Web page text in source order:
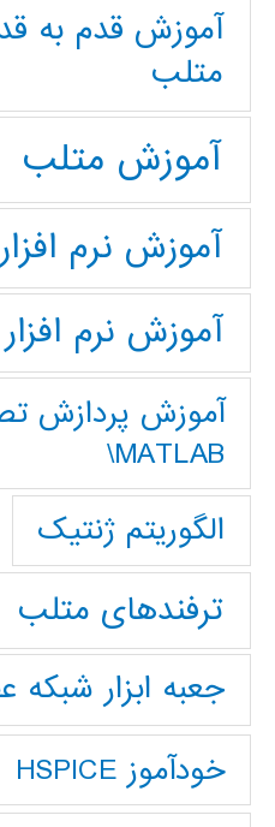
آموزش قدم به
متلب
آموزش متلب
آموزش نرم افزار MATLAB
آموزش نرم
آموزش پردازش
MATLAB\
الگوریتم ژنتیک
ترفندهای متلب
جعبه ابزار شبکه
خودآموز HSPICE